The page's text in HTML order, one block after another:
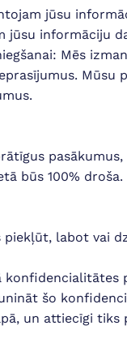
jūsu
jūsu informāciju
Mēs
Mūsu
būs 100% droša.
labot vai
konfidencialitātes
šo
un attiecīgi tiks